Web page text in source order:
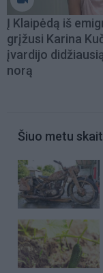
Į Klaipėdą iš
grįžusi Karina
įvardijo
norą
Šiuo metu